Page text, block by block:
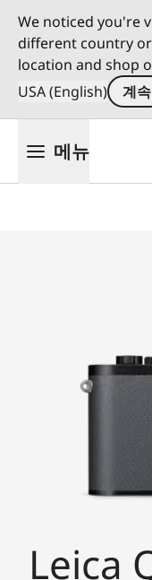
We noticed you're
different country
location and shop
USA (English)
계속
메뉴
Leica